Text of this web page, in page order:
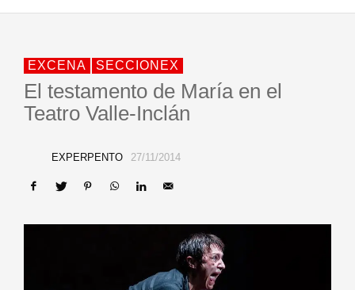
EXCENA SECCIONEX
El testamento de María en el
Teatro Valle-Inclán
EXPERPENTO 27/11/2014